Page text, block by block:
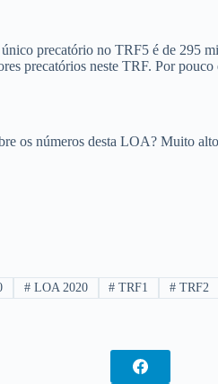
precatório no TRF5 é de 295
precatórios neste TRF. Por
os números desta LOA? Muito
#LOA 2020 # TRF1 # TRF2